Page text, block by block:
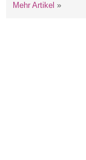
Mehr Artikel »